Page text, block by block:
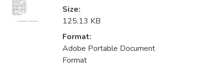
Size:
125.13 KB
Format:
Adobe Portable Document
Format